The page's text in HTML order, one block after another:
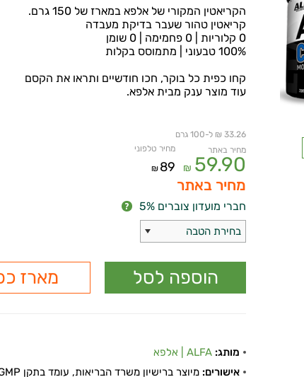
הקריאטין המקורי של אלפא במארז של 150 גרם.
קריאטין טהור שעבר בדיקת מעבדה
0 קלוריות | 0 פחמימה | 0 שומן
100% טבעוני | מתמוסס בקלות
קחו כפית כל בוקר, חכו חודשיים ותראו את הקסם
עוד מוצר ענק מבית אלפא.
33.26 ₪ ל-100 גרם
מחיר באתר
59.90
₪
מחיר טלפוני
89
₪
מחיר באתר
חברי מועדון צוברים 5%
בחירת הטבה
מארז
מותג: ALFA | אלפא
אישורים: מיוצר ברישיון משרד הבריאות, עומד בתקן GMP